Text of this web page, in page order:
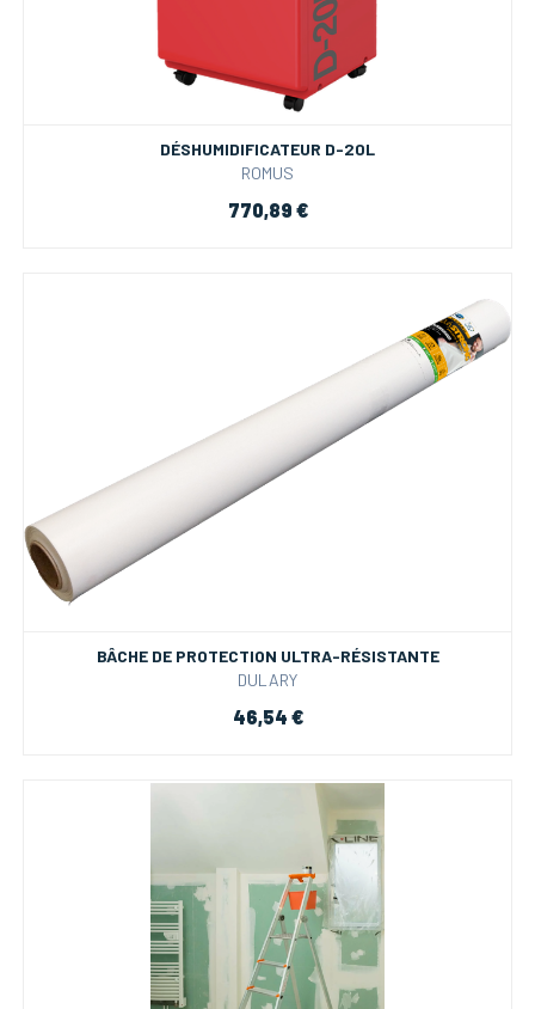
DÉSHUMIDIFICATEUR D-20L
ROMUS
770,89 €
BÂCHE DE PROTECTION ULTRA-RÉSISTANTE
DULARY
46,54 €